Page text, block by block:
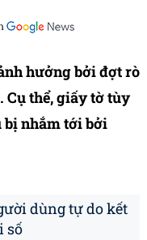
hưởng bởi đợt rò
thể, giấy tờ tùy
bị nhắm tới bởi
dùng tự do kết
số